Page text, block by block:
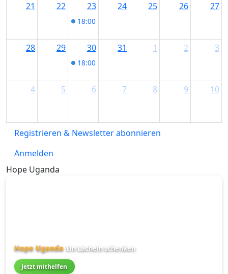
21 22 23
18:00
24 25 26 27
28 29 30
18:00
31 1 2 3
4 5 6 7 8 9 10
Registrieren & Newsletter abonnieren
Anmelden
Hope Uganda
Hope Uganda Ein Lächeln schenken
Jetzt mithelfen